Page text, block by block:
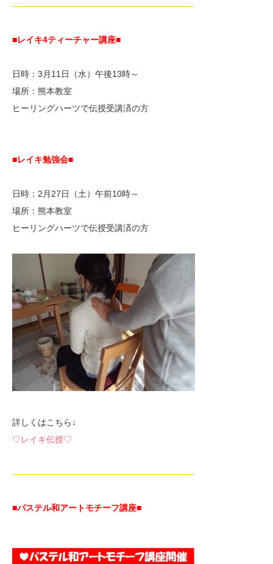
—————————————————————-
■レイキ4ティーチャー講座■
日時：3月11日（水）午後13時～
場所：熊本教室
ヒーリングハーツで伝授受講済の方
■レイキ勉強会■
日時：2月27日（土）午前10時～
場所：熊本教室
ヒーリングハーツで伝授受講済の方
詳しくはこちら↓
♡レイキ伝授♡
—————————————————————-
■パステル和アートモチーフ講座■